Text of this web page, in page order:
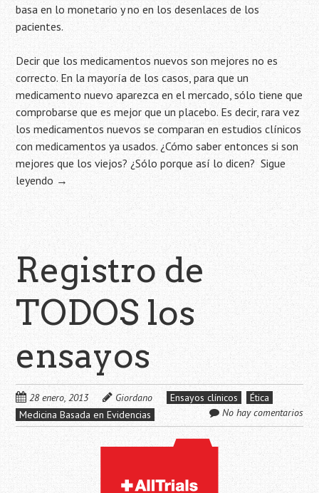
basa en lo monetario y no en los desenlaces de los
pacientes.
Decir que los medicamentos nuevos son mejores no es
correcto. En la mayoría de los casos, para que un
medicamento nuevo aparezca en el mercado, sólo tiene que
comprobarse que es mejor que un placebo. Es decir, rara vez
los medicamentos nuevos se comparan en estudios clínicos
con medicamentos ya usados. ¿Cómo saber entonces si son
mejores que los viejos? ¿Sólo porque así lo dicen?Sigue
leyendo →
Registro de
TODOS los
ensayos
28 enero, 2013 Giordano Ensayos clínicos
Ética
Medicina Basada en Evidencias
No hay comentarios